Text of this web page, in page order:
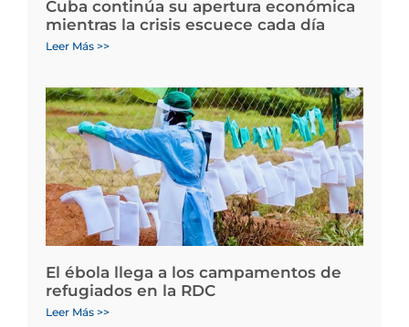
Cuba continúa su apertura económica
mientras la crisis escuece cada día
Leer Más >>
El ébola llega a los campamentos de
refugiados en la RDC
Leer Más >>